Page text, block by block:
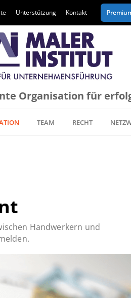
Unterstützung Kontakt
Organisation für
TEAM RECHT
Handwerkern und